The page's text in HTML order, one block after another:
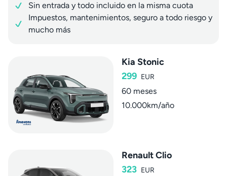
Sin entrada y todo incluido en la misma cuota
Impuestos, mantenimientos, seguro a todo riesgo y
mucho más
Kia Stonic
299 EUR
60 meses
10.000km/año
Renault Clio
323 EUR